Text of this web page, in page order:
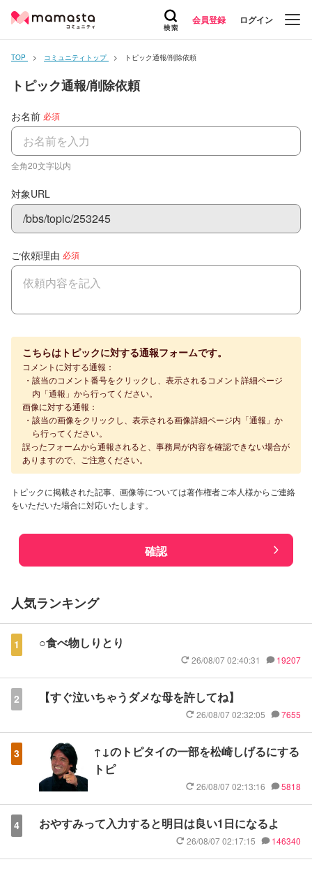
会員登録 ログイン
TOP コミュニティトップ トピック通報/削除依頼
トピック通報/削除依頼
お名前 必須
全角20文字以内
対象URL
/bbs/topic/253245
ご依頼理由 必須
こちらはトピックに対する通報フォームです。
コメントに対する通報：
該当のコメント番号をクリックし、表示されるコメント詳細ページ
内「通報」から行ってください。
画像に対する通報：
該当の画像をクリックし、表示される画像詳細ページ内「通報」か
ら行ってください。
誤ったフォームから通報されると、事務局が内容を確認できない場合が
ありますので、ご注意ください。
トピックに掲載された記事、画像等については著作権者ご本人様からご連絡
をいただいた場合に対応いたします。
確認
人気ランキング
1 ○食べ物しりとり
26/08/07 02:40:31 19207
2 【すぐ泣いちゃうダメな母を許してね】
26/08/07 02:32:05 7655
3
↑↓のトピタイの一部を松崎しげるにする
トピ
26/08/07 02:13:16 5818
4 おやすみって入力すると明日は良い1日になるよ
26/08/07 02:17:15 146340